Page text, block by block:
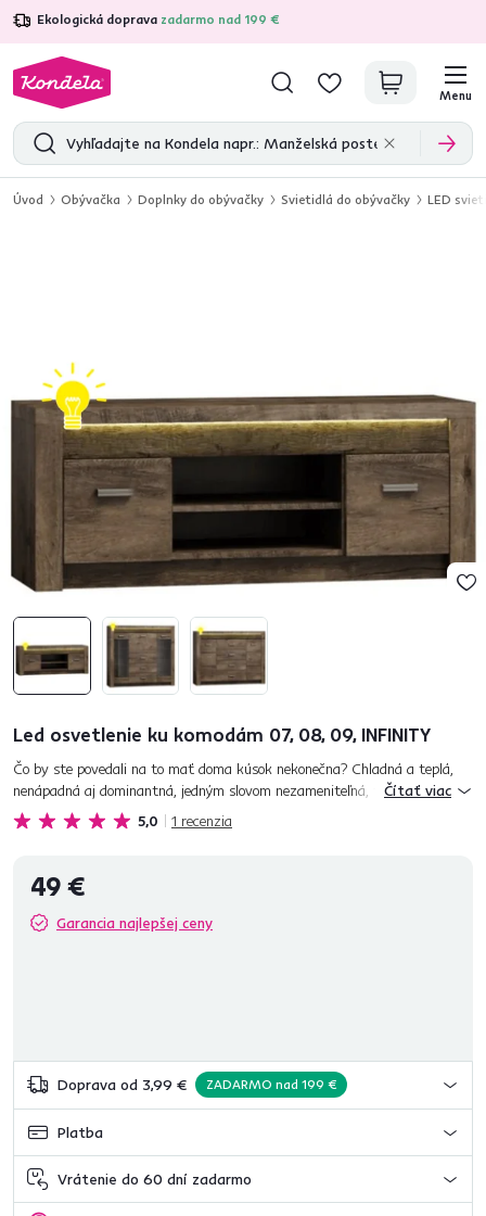
Ekologická doprava zadarmo nad 199 €
4,7 31 211overených produktových recenzií
Menu
Úvod Obývačka Doplnky do obývačky Svietidlá do obývačky LED
Led osvetlenie ku komodám 07, 08, 09, INFINITY
5,0 1 recenzia
Čo by ste povedali na to mať doma kúsok nekonečna? Chladná a teplá,
nenápadná aj dominantná, jedným slovom nezameniteľná, taká je
INFINITY. Poznajte všetky jej tváre a vyberte si to, čo najlepšie...
Čítať viac
49 €
Garancia najlepšej ceny
Doprava od 3,99 € ZADARMO nad 199 €
Platba
Vrátenie do 60 dní zadarmo